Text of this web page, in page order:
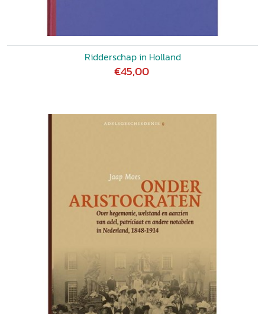
Ridderschap in Holland
€45,00